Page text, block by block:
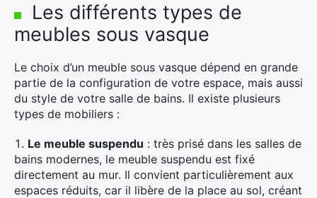
Les différents types de
meubles sous vasque
Le choix d’un meuble sous vasque dépend en grande
partie de la configuration de votre espace, mais aussi
du style de votre salle de bains. Il existe plusieurs
types de mobiliers :
Le meuble suspendu : très prisé dans les salles de
bains modernes, le meuble suspendu est fixé
directement au mur. Il convient particulièrement aux
espaces réduits, car il libère de la place au sol, créant